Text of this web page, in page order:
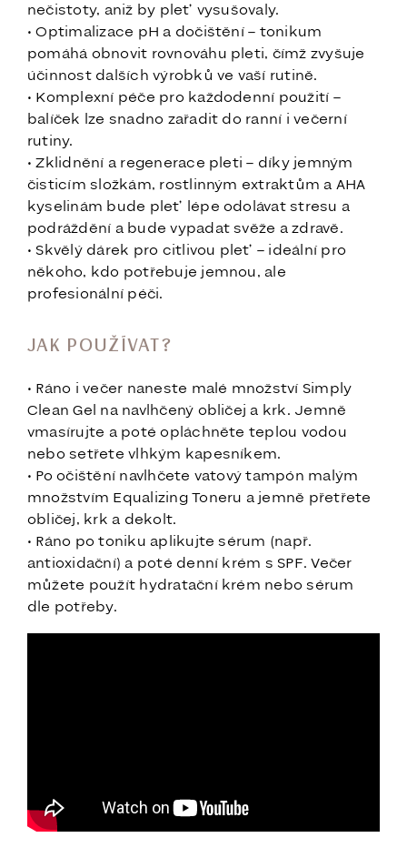
nečistoty, aniž by pleť vysušovaly.
• Optimalizace pH a dočištění – tonikum
pomáhá obnovit rovnováhu pleti, čímž zvyšuje
účinnost dalších výrobků ve vaší rutině.
• Komplexní péče pro každodenní použití –
balíček lze snadno zařadit do ranní i večerní
rutiny.
• Zklidnění a regenerace pleti – díky jemným
čisticím složkám, rostlinným extraktům a AHA
kyselinám bude pleť lépe odolávat stresu a
podráždění a bude vypadat svěže a zdravě.
• Skvělý dárek pro citlivou pleť – ideální pro
někoho, kdo potřebuje jemnou, ale
profesionální péči.
JAK POUŽÍVAT?
• Ráno i večer naneste malé množství Simply
Clean Gel na navlhčený obličej a krk. Jemně
vmasírujte a poté opláchněte teplou vodou
nebo setřete vlhkým kapesníkem.
• Po očištění navlhčete vatový tampón malým
množstvím Equalizing Toneru a jemně přetřete
obličej, krk a dekolt.
• Ráno po toniku aplikujte sérum (např.
antioxidační) a poté denní krém s SPF. Večer
můžete použít hydratační krém nebo sérum
dle potřeby.